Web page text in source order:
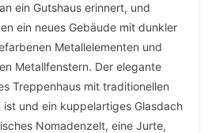
ein Gutshaus erinnert, und
ein neues Gebäude mit dunkler
Metallelementen und
Metallfenstern. Der elegante
Treppenhaus mit traditionellen
ist und ein kuppelartiges Glasdach
Nomadenzelt, eine Jurte,